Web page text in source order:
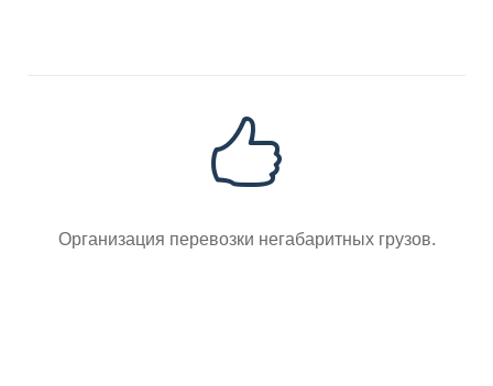
Организация перевозки негабаритных грузов.